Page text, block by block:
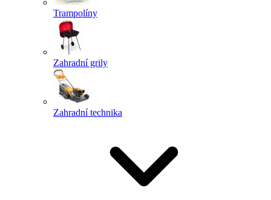
Trampolíny
Zahradní grily
Zahradní technika